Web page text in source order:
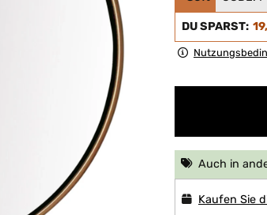
DU SPARST:
Auch in
Kaufen Sie